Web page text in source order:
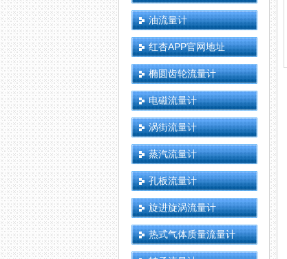
油流量计
红杏APP官网地址
椭圆齿轮流量计
电磁流量计
涡街流量计
蒸汽流量计
孔板流量计
旋进旋涡流量计
热式气体质量流量计